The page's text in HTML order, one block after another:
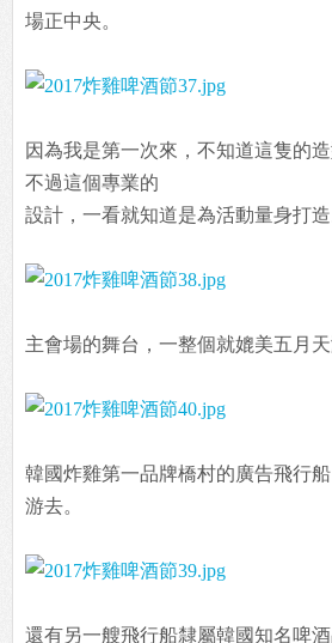
場正中央。
因為我是第一次來，不知道這隻的
不過這個專業的
設計，一看就知道是為活動量身打造
主會場的舞台，一整個就媲美五月
韓國炸雞第一品牌橋村的廣告飛行
游去。
還有另一艘飛行船隸屬韓國知名啤